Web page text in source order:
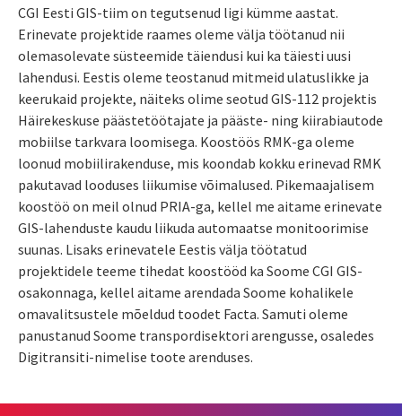
CGI Eesti GIS-tiim on tegutsenud ligi kümme aastat.
Erinevate projektide raames oleme välja töötanud nii
olemasolevate süsteemide täiendusi kui ka täiesti uusi
lahendusi. Eestis oleme teostanud mitmeid ulatuslikke ja
keerukaid projekte, näiteks olime seotud GIS-112 projektis
Häirekeskuse päästetöötajate ja pääste- ning kiirabiautode
mobiilse tarkvara loomisega. Koostöös RMK-ga oleme
loonud mobiilirakenduse, mis koondab kokku erinevad RMK
pakutavad looduses liikumise võimalused. Pikemaajalisem
koostöö on meil olnud PRIA-ga, kellel me aitame erinevate
GIS-lahenduste kaudu liikuda automaatse monitoorimise
suunas. Lisaks erinevatele Eestis välja töötatud
projektidele teeme tihedat koostööd ka Soome CGI GIS-
osakonnaga, kellel aitame arendada Soome kohalikele
omavalitsustele mõeldud toodet Facta. Samuti oleme
panustanud Soome transpordisektori arengusse, osaledes
Digitransiti-nimelise toote arenduses.